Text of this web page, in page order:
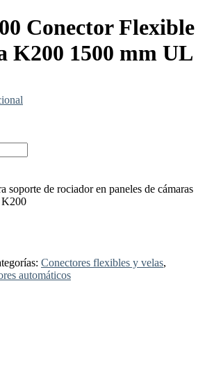
Conector Flexible
K200 1500 mm UL
soporte de rociador en paneles de cámaras
K200
Conectores flexibles y velas,
automáticos